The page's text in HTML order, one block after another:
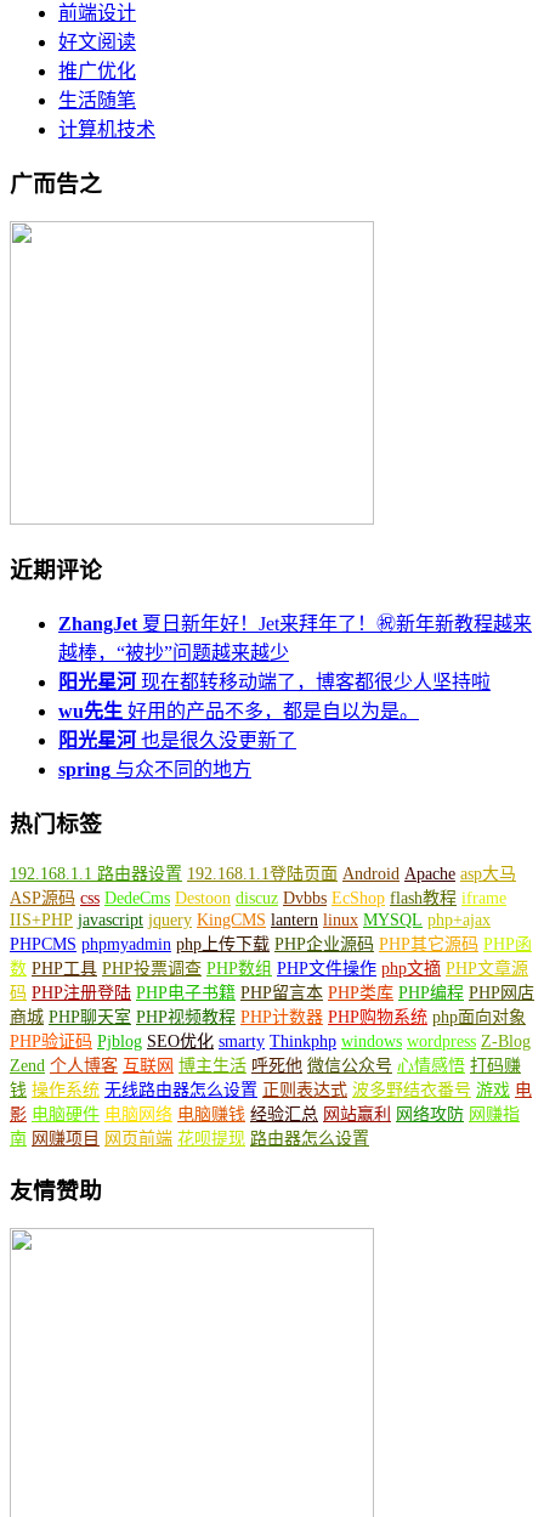
前端设计
好文阅读
推广优化
生活随笔
计算机技术
广而告之
近期评论
ZhangJet 夏日新年好！Jet来拜年了！㊗️新年新教程越来
越棒，“被抄”问题越来越少
阳光星河 现在都转移动端了，博客都很少人坚持啦
wu先生 好用的产品不多，都是自以为是。
阳光星河 也是很久没更新了
spring 与众不同的地方
热门标签
192.168.1.1 路由器设置 192.168.1.1登陆页面 Android Apache asp大马
ASP源码 css DedeCms Destoon discuz Dvbbs EcShop flash教程 iframe
IIS+PHP javascript jquery KingCMS lantern linux MYSQL php+ajax
PHPCMS phpmyadmin php上传下载 PHP企业源码 PHP其它源码 PHP函
数 PHP工具 PHP投票调查 PHP数组 PHP文件操作 php文摘 PHP文章源
码 PHP注册登陆 PHP电子书籍 PHP留言本 PHP类库 PHP编程 PHP网店
商城 PHP聊天室 PHP视频教程 PHP计数器 PHP购物系统 php面向对象
PHP验证码 Pjblog SEO优化 smarty Thinkphp windows wordpress Z-Blog
Zend 个人博客 互联网 博主生活 呼死他 微信公众号 心情感悟 打码赚
钱 操作系统 无线路由器怎么设置 正则表达式 波多野结衣番号 游戏 电
影 电脑硬件 电脑网络 电脑赚钱 经验汇总 网站赢利 网络攻防 网赚指
南 网赚项目 网页前端 花呗提现 路由器怎么设置
友情赞助